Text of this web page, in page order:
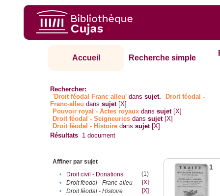
Accueil Recherche simple
Rechercher:
'Droit féodal Franc alleu' danssujet.
Droit féodal -
Franc-alleu‎ danssujet [X]
Pouvoir royal - Actes royaux danssujet [X]
Droit féodal - Seigneuries danssujet [X]
Droit féodal - Histoire danssujet [X]
Résultats 1 document
Affiner par sujet
•
Droit civil - Donations
(1)
•
Droit féodal - Franc-alleu‎
[X]
•
Droit féodal - Histoire
[X]
1